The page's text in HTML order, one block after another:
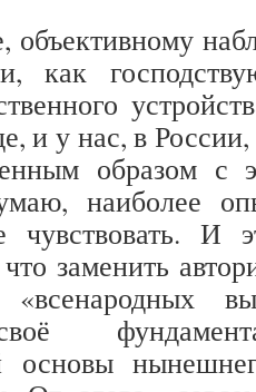
объективному
как
и у нас, в
образом с
наиболее
чувствовать. И
заменить
«всенародных
основы